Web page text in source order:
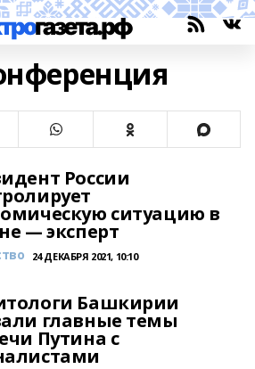
России
ситуацию в
— эксперт
24 ДЕКАБРЯ 2021, 10:10
Башкирии
главные темы
Путина с